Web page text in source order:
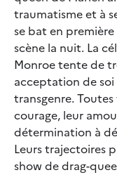
traumatisme et à
se bat en
scène la nuit. La
Monroe tente de
acceptation de
transgenre.
courage, leur
détermination à
Leurs trajectoires
show de drag-